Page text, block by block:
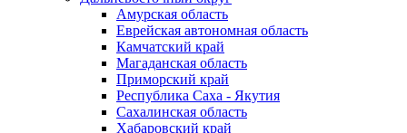
Амурская область
Еврейская автономная область
Камчатский край
Магаданская область
Приморский край
Республика Саха - Якутия
Сахалинская область
Хабаровский край